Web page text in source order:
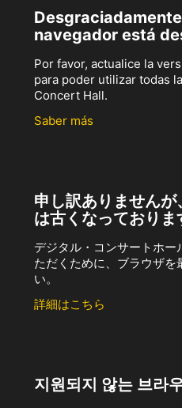
navegador está
Por favor, actualice la
para poder utilizar todas
Concert Hall.
Saber más
申し訳ありません
は古くなっておりま
デジタル・コンサートホ
ただくために、ブラウザを
い。
詳細はこちら
지원되지 않는 브라